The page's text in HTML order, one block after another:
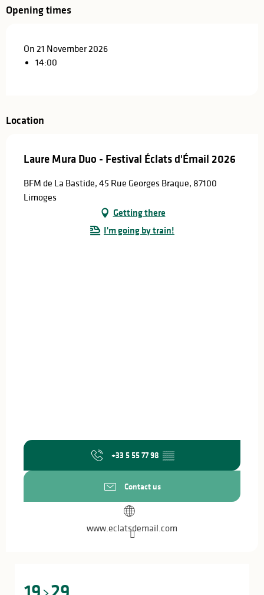
Opening times
On 21 November 2026
14:00
Location
Laure Mura Duo - Festival Éclats d'Émail 2026
BFM de La Bastide, 45 Rue Georges Braque, 87100
Limoges
Getting there
I'm going by train!
+33 5 55 77 98 ▒▒
Contact us
www.eclatsdemail.com